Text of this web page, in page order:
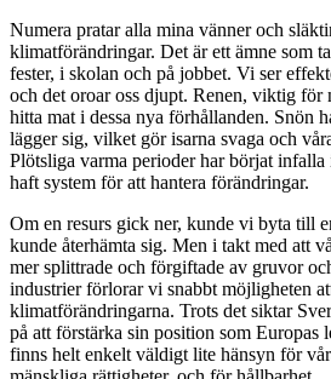
Numera pratar alla mina vänner och
klimatförändringar. Det är ett ämne som
fester, i skolan och på jobbet. Vi ser
och det oroar oss djupt. Renen, viktig för
hitta mat i dessa nya förhållanden. Snön
lägger sig, vilket gör isarna svaga och
Plötsliga varma perioder har börjat
haft system för att hantera förändringar.
Om en resurs gick ner, kunde vi byta till
kunde återhämta sig. Men i takt med att
mer splittrade och förgiftade av gruvor
industrier förlorar vi snabbt möjligheten
klimatförändringarna. Trots det siktar
på att förstärka sin position som Europas
finns helt enkelt väldigt lite hänsyn för